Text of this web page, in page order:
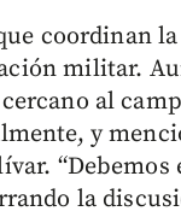
coordinan
militar.
al
y
“Debemos
la